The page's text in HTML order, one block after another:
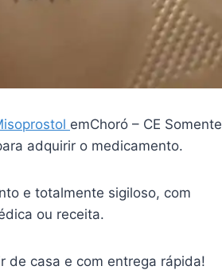
emChoró – CE Somente
adquirir o medicamento.
e totalmente sigiloso, com
ou receita.
de casa e com entrega rápida!